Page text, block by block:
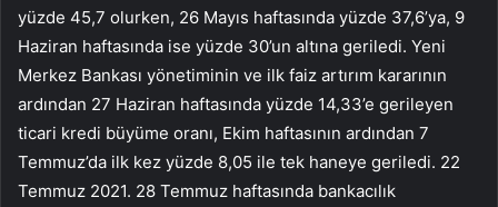
yüzde 45,7 olurken, 26 Mayıs haftasında yüzde 37,6’ya, 9
Haziran haftasında ise yüzde 30’un altına geriledi. Yeni
Merkez Bankası yönetiminin ve ilk faiz artırım kararının
ardından 27 Haziran haftasında yüzde 14,33’e gerileyen
ticari kredi büyüme oranı, Ekim haftasının ardından 7
Temmuz’da ilk kez yüzde 8,05 ile tek haneye geriledi. 22
Temmuz 2021. 28 Temmuz haftasında bankacılık